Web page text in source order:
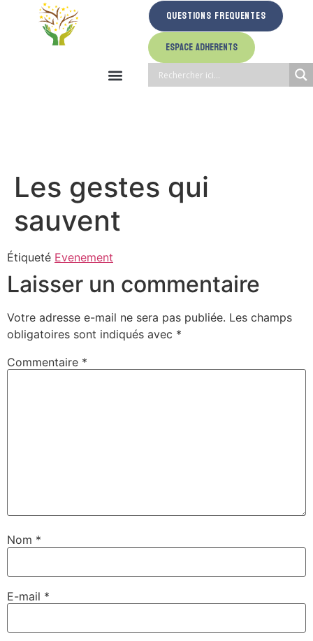
Questions Frequentes
Espace Adherents
Les gestes qui
sauvent
Étiqueté Evenement
Laisser un commentaire
Votre adresse e-mail ne sera pas publiée. Les champs
obligatoires sont indiqués avec *
Commentaire *
Nom *
E-mail *